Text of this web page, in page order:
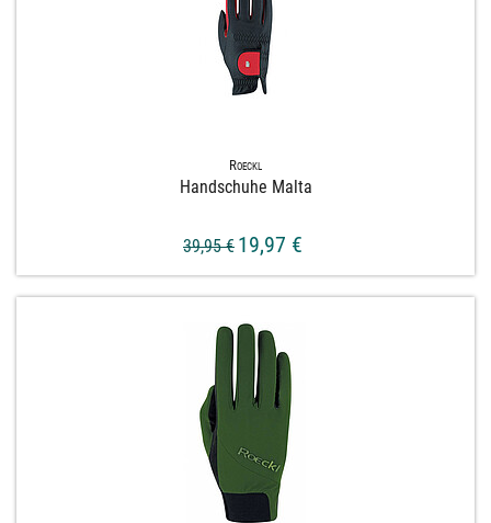
Roeckl
Handschuhe Malta
39,95 € 19,97 €